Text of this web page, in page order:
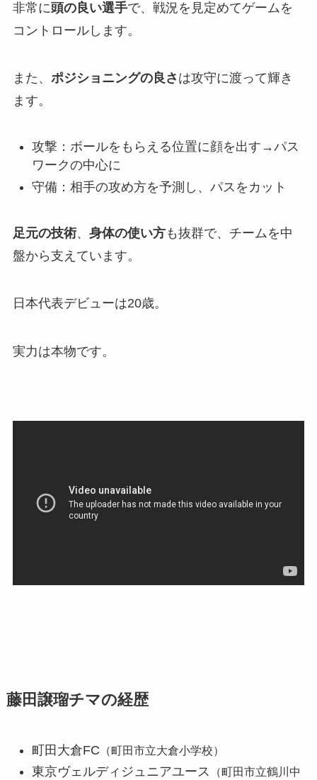
非常に頭の良い選手で、戦況を見定めてゲームを
コントロールします。
また、 ポジショニングの良さ は攻守に渡って輝き
ます。
攻撃：ボールをもらえる位置に顔を出す→パス
ワークの中心に
守備：相手の攻め方を予測し、パスをカット
足元の技術、 身体の使い方も抜群で、チームを中
盤から支えています。
日本代表デビューは20歳。
実力は本物です。
藤田譲瑠チマの経歴
町田大倉FC （町田市立大倉小学校）
東京ヴェルディジュニアユース （町田市立鶴川中